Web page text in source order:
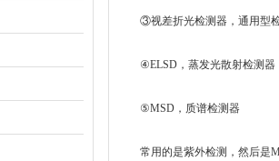
③视差折光检测器，通用型检
④ELSD，蒸发光散射检测器
⑤MSD，质谱检测器
常用的是紫外检测，然后是